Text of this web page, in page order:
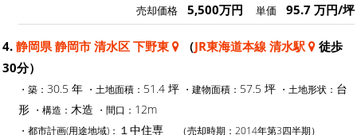
売却価格 5,500万円 単価 95.7 万円/坪
4. 静岡県 静岡市 清水区 下野東 （JR東海道本線 清水駅
徒歩
30分）
・築： 30.5 年 ・土地面積： 51.4 坪 ・建物面積： 57.5 坪 ・土地形状： 台
形 ・構造： 木造 ・間口： 12m
・都市計画(用途地域)： １中住専 （売却時期：2014年第3四半期）